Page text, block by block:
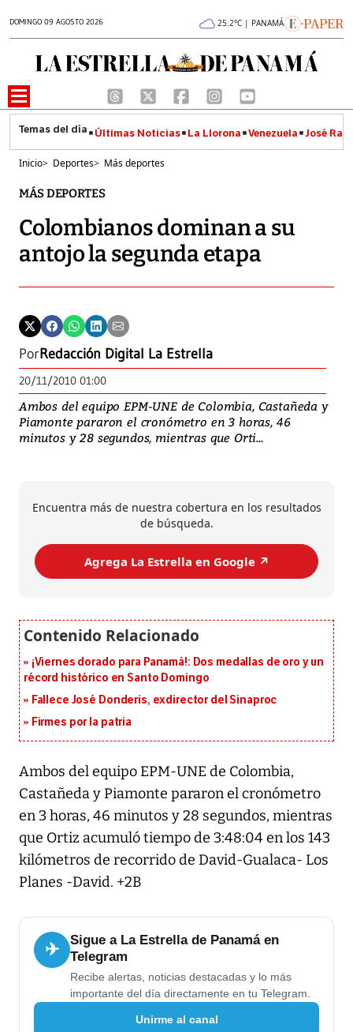
DOMINGO 09 AGOSTO 2026 25.2°C | PANAMÁ
Últimas Noticias La Llorona Venezuela José
Inicio> Deportes> Más deportes
MÁS DEPORTES
Colombianos dominan a su
antojo la segunda etapa
PorRedacción Digital La Estrella
20/11/2010 01:00
Ambos del equipo EPM-UNE de Colombia, Castañeda y
Piamonte pararon el cronómetro en 3 horas, 46
minutos y 28 segundos, mientras que Orti...
Encuentra más de nuestra cobertura en los resultados
de búsqueda.
Agrega La Estrella en Google ↗️
¡Viernes dorado para Panamá!: Dos medallas de oro y un
récord histórico en Santo Domingo
Fallece José Donderis, exdirector del Sinaproc
Firmes por la patria
Ambos del equipo EPM-UNE de Colombia,
Castañeda y Piamonte pararon el cronómetro
en 3 horas, 46 minutos y 28 segundos, mientras
que Ortiz acumuló tiempo de 3:48:04 en los 143
kilómetros de recorrido de David-Gualaca- Los
Planes -David. +2B
✈
Sigue a La Estrella de Panamá en
Telegram
Recibe alertas, noticias destacadas y lo más
importante del día directamente en tu Telegram.
Unirme al canal